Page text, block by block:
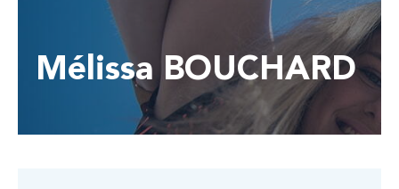
Mélissa BOUCHARD